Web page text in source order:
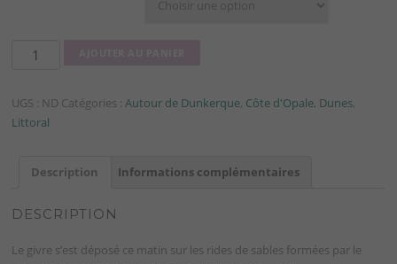
quantité
glacées
UGS : ND Catégories :Autour de Dunkerque, Côte d'Opale, Dunes,
Littoral
Description Informations complémentaires
DESCRIPTION
Le givre s’est déposé ce matin sur les rides de sables formées par le